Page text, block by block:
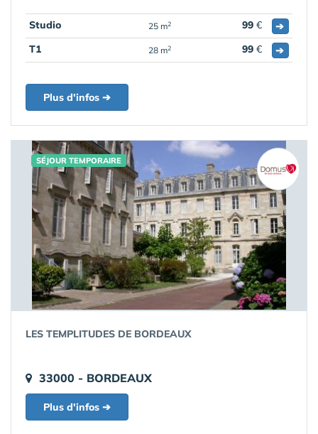
Studio 25 m2 99 €
➔
T1
28 m2 99 € ➔
Plus d'infos ➔
SÉJOUR TEMPORAIRE
LES TEMPLITUDES DE BORDEAUX
33000 - BORDEAUX
Plus d'infos ➔